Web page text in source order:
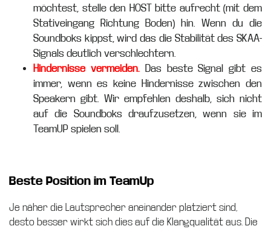
möchtest, stelle den HOST bitte aufrecht (mit dem
Stativeingang Richtung Boden) hin. Wenn du die
Soundboks kippst, wird das die Stabilität des SKAA-
Signals deutlich verschlechtern.
Hindernisse vermeiden. Das beste Signal gibt es
immer, wenn es keine Hindernisse zwischen den
Speakern gibt. Wir empfehlen deshalb, sich nicht
auf die Soundboks draufzusetzen, wenn sie im
TeamUP spielen soll.
Beste Position im TeamUp
Je näher die Lautsprecher aneinander platziert sind,
desto besser wirkt sich dies auf die Klangqualität aus. Die